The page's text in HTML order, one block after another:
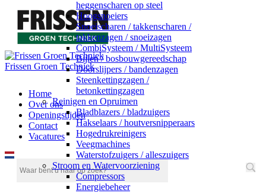
Frissen Groen Techniek
Home
Over ons
Openingstijden
Contact
Vacatures
heggenscharen op steel
Hoogsnoeiers
Snoeischaren / takkenscharen /
takkenzagen / snoeizagen
CombiSysteem / MultiSysteem
Bijlen / bosbouwgereedschap
Doorslijpers / bandenzagen
Steenkettingzagen /
betonkettingzagen
Reinigen en Opruimen
Bladblazers / bladzuigers
Hakselaars / houtversnipperaars
Hogedrukreinigers
Veegmachines
Waterstofzuigers / alleszuigers
Stroom en Watervoorziening
Compressors
Energiebeheer